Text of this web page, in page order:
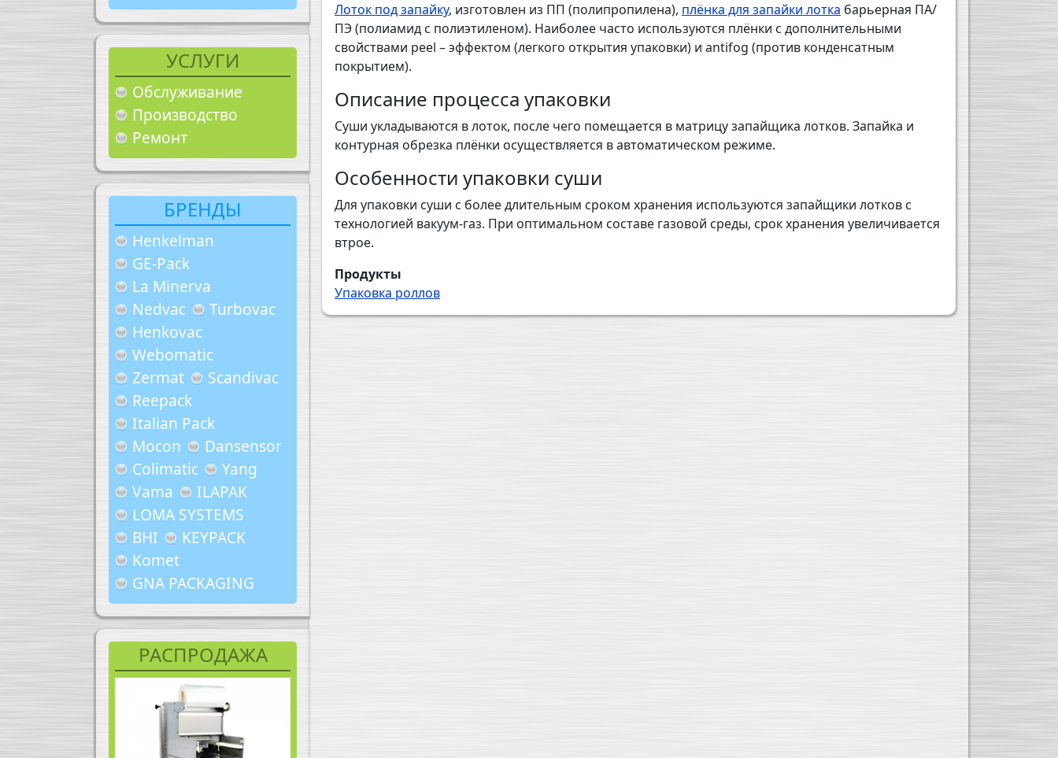
УСЛУГИ
Обслуживание
Производство
Ремонт
БРЕНДЫ
Henkelman
GE-Pack
La Minerva
Nedvac
Turbovac
Henkovac
Webomatic
Zermat
Scandivac
Reepack
Italian Pack
Mocon
Dansensor
Colimatic
Yang
Vama
ILAPAK
LOMA SYSTEMS
BHI
KEYPACK
Komet
GNA PACKAGING
РАСПРОДАЖА
Лоток под запайку, изготовлен из ПП (полипропилена), плёнка для запайки лотка барьерная ПА/
ПЭ (полиамид с полиэтиленом). Наиболее часто используются плёнки с дополнительными
свойствами peel – эффектом (легкого открытия упаковки) и antifog (против конденсатным
покрытием).
Описание процесса упаковки
Суши укладываются в лоток, после чего помещается в матрицу запайщика лотков. Запайка и
контурная обрезка плёнки осуществляется в автоматическом режиме.
Особенности упаковки суши
Для упаковки суши с более длительным сроком хранения используются запайщики лотков с
технологией вакуум-газ. При оптимальном составе газовой среды, срок хранения увеличивается
втрое.
Продукты
Упаковка роллов